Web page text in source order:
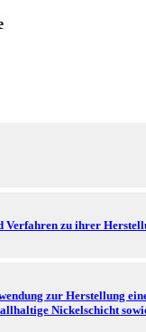
Verfahren zu ihrer
zur Herstellung
Nickelschicht